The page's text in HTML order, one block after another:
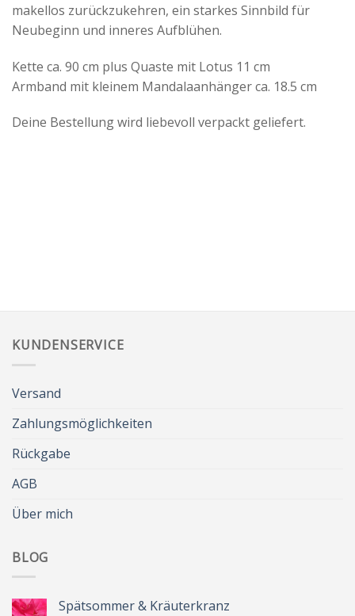
makellos zurückzukehren, ein starkes Sinnbild für
Neubeginn und inneres Aufblühen.
Kette ca. 90 cm plus Quaste mit Lotus 11 cm
Armband mit kleinem Mandalaanhänger ca. 18.5 cm
Deine Bestellung wird liebevoll verpackt geliefert.
KUNDENSERVICE
Versand
Zahlungsmöglichkeiten
Rückgabe
AGB
Über mich
BLOG
Spätsommer & Kräuterkranz